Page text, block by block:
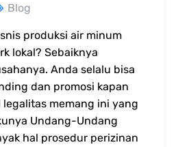
Blog
produksi air minum
lokal? Sebaiknya
Anda selalu bisa
dan promosi kapan
legalitas memang ini yang
Undang-Undang
hal prosedur perizinan